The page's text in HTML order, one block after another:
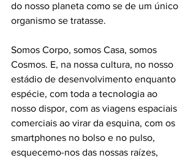
do nosso planeta como se de um único
organismo se tratasse.
Somos Corpo, somos Casa, somos
Cosmos. E, na nossa cultura, no nosso
estádio de desenvolvimento enquanto
espécie, com toda a tecnologia ao
nosso dispor, com as viagens espaciais
comerciais ao virar da esquina, com os
smartphones no bolso e no pulso,
esquecemo-nos das nossas raízes,